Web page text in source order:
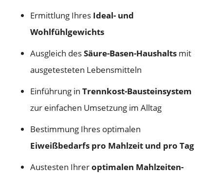
Ermittlung Ihres Ideal- und
Wohlfühlgewichts
Ausgleich desSäure-Basen-Haushaltsmit
ausgetesteten Lebensmitteln
Einführung in Trennkost-Bausteinsystem
zur einfachen Umsetzung im Alltag
Bestimmung Ihres optimalen
Eiweißbedarfs pro Mahlzeit und pro Tag
Austesten Ihreroptimalen Mahlzeiten-